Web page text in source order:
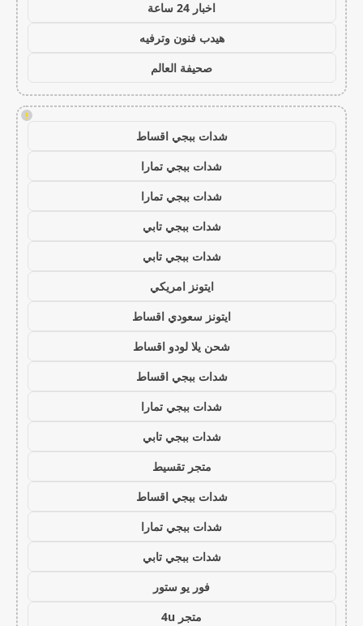
اخبار 24 ساعة
هيدب فنون وترفيه
صحيفة العالم
!
شدات ببجي اقساط
شدات ببجي تمارا
شدات ببجي تمارا
شدات ببجي تابي
شدات ببجي تابي
ايتونز امريكي
ايتونز سعودي اقساط
شحن يلا لودو اقساط
شدات ببجي اقساط
شدات ببجي تمارا
شدات ببجي تابي
متجر تقسيط
شدات ببجي اقساط
شدات ببجي تمارا
شدات ببجي تابي
فور يو ستور
متجر 4u